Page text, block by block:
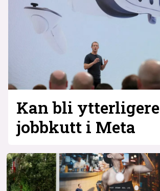
Kan bli ytterligere
jobbkutt i Meta